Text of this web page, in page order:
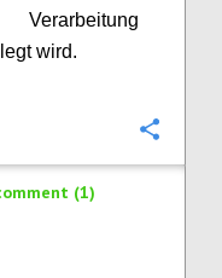
wird.
(1)